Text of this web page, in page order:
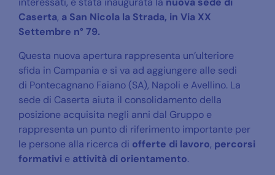
Caserta, a San Nicola la Strada, in Via XX
Settembre n° 79.
Questa nuova apertura rappresenta un’ulteriore
sfida in Campania e si va ad aggiungere alle sedi
di Pontecagnano Faiano (SA), Napoli e Avellino. La
sede di Caserta aiuta il consolidamento della
posizione acquisita negli anni dal Gruppo e
rappresenta un punto di riferimento importante per
le persone alla ricerca di offerte di lavoro, percorsi
formativi e attività di orientamento.